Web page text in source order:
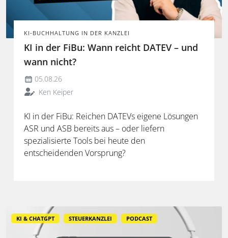
KI-BUCHHALTUNG IN DER KANZLEI
KI in der FiBu: Wann reicht DATEV – und
wann nicht?
05.08.26
Ken Keiper
KI in der FiBu: Reichen DATEVs eigene Lösungen
ASR und ASB bereits aus – oder liefern
spezialisierte Tools bei heute den
entscheidenden Vorsprung?
KI & CHATGPT STEUERKANZLEI PODCAST